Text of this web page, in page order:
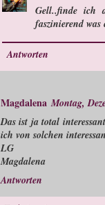
Gell..finde ich
faszinierend
Antworten
Magdalena Montag,
Das ist ja total
ich von solchen
LG
Magdalena
Antworten